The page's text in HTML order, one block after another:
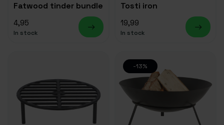
Fatwood tinder bundle
4,95
In stock
Tosti iron
19,99
In stock
-13%